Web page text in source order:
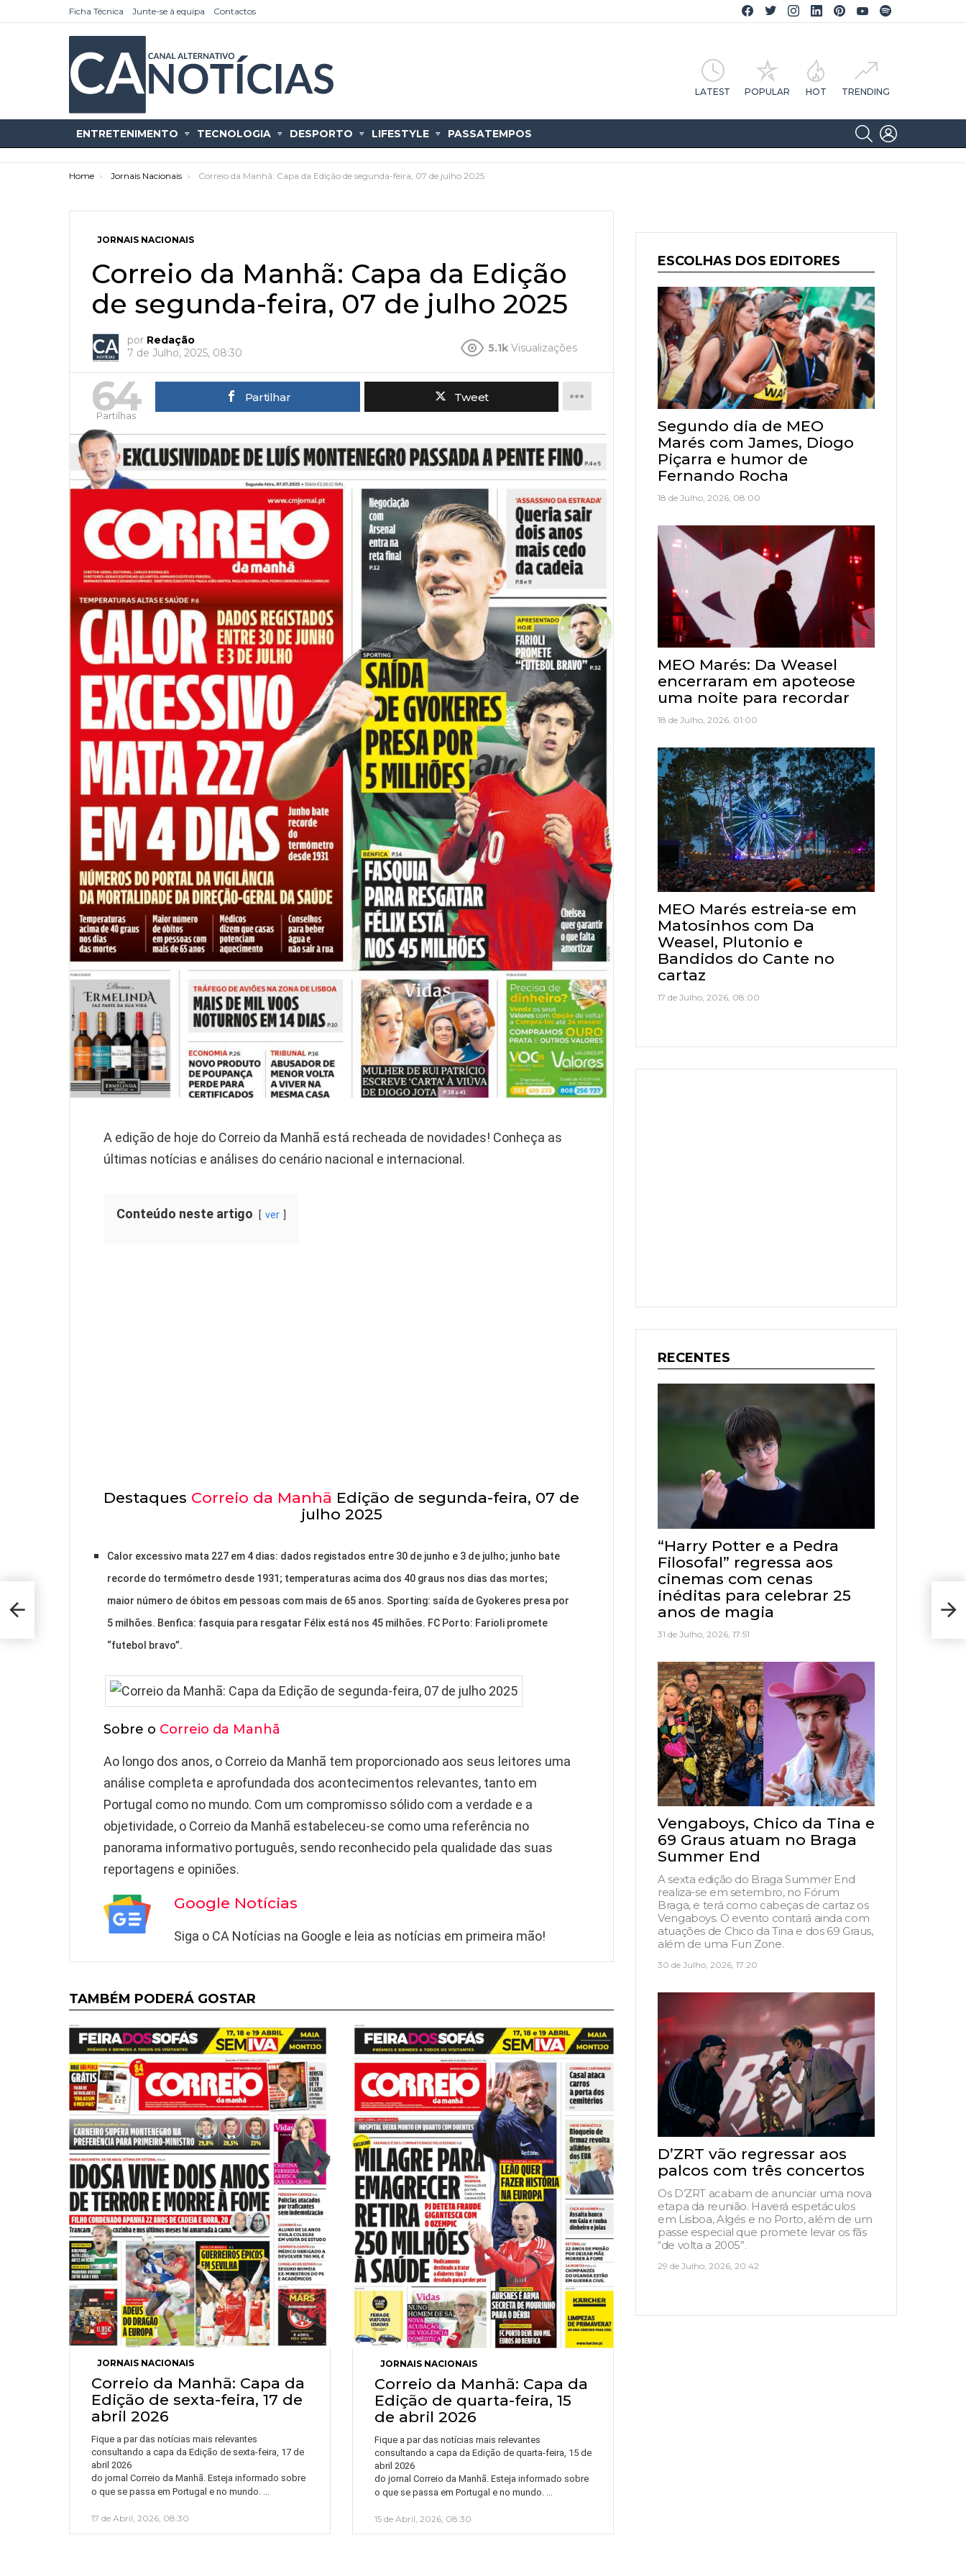
Ficha Técnica Junte-se à equipa Contactos
Facebook CA Notícias
Twitter CA Notícias
Instagram CA Notícias
Linkedin CA Notícias
Pinterest CA Notícias
YouTube CA Notícias
LATEST POPULAR HOT TRENDING
ENTRETENIMENTO TECNOLOGIA DESPORTO LIFESTYLE PASSATEMPOS
SEARCH
You are here:
Home Jornais Nacionais Correio da Manhã: Capa da Edição de segunda-feira, 07 de julho 2025
JORNAIS NACIONAIS
Correio da Manhã: Capa da Edição
de segunda-feira, 07 de julho 2025
por Redação
7 de Julho, 2025, 08:30
5.1k Visualizações
64
Partilhas
Partilhar Tweet
A edição de hoje do Correio da Manhã está recheada de novidades! Conheça as
últimas notícias e análises do cenário nacional e internacional.
Conteúdo neste artigo ver
Destaques Correio da Manhã Edição de segunda-feira, 07 de
julho 2025
Calor excessivo mata 227 em 4 dias: dados registados entre 30 de junho e 3 de julho; junho bate
recorde do termómetro desde 1931; temperaturas acima dos 40 graus nos dias das mortes;
maior número de óbitos em pessoas com mais de 65 anos. Sporting: saída de Gyokeres presa por
5 milhões. Benfica: fasquia para resgatar Félix está nos 45 milhões. FC Porto: Farioli promete
“futebol bravo”.
Sobre o Correio da Manhã
Ao longo dos anos, o Correio da Manhã tem proporcionado aos seus leitores uma
análise completa e aprofundada dos acontecimentos relevantes, tanto em
Portugal como no mundo. Com um compromisso sólido com a verdade e a
objetividade, o Correio da Manhã estabeleceu-se como uma referência no
panorama informativo português, sendo reconhecido pela qualidade das suas
reportagens e opiniões.
Google Notícias
Siga o CA Notícias na Google e leia as notícias em primeira mão!
TAMBÉM PODERÁ GOSTAR
JORNAIS NACIONAIS
Correio da Manhã: Capa da
Edição de sexta-feira, 17 de
abril 2026
Fique a par das notícias mais relevantes
consultando a capa da Edição de sexta-feira, 17 de
abril 2026
do jornal Correio da Manhã. Esteja informado sobre
o que se passa em Portugal e no mundo.
17 de Abril, 2026, 08:30
JORNAIS NACIONAIS
Correio da Manhã: Capa da
Edição de quarta-feira, 15
de abril 2026
Fique a par das notícias mais relevantes
consultando a capa da Edição de quarta-feira, 15 de
abril 2026
do jornal Correio da Manhã. Esteja informado sobre
o que se passa em Portugal e no mundo. …
15 de Abril, 2026, 08:30
O
ESCOLHAS DOS EDITORES
Segundo dia de MEO
Marés com James, Diogo
Piçarra e humor de
Fernando Rocha
18 de Julho, 2026, 08:00
MEO Marés: Da Weasel
encerraram em apoteose
uma noite para recordar
18 de Julho, 2026, 01:00
MEO Marés estreia-se em
Matosinhos com Da
Weasel, Plutonio e
Bandidos do Cante no
cartaz
17 de Julho, 2026, 08:00
RECENTES
“Harry Potter e a Pedra
Filosofal” regressa aos
cinemas com cenas
inéditas para celebrar 25
anos de magia
31 de Julho, 2026, 17:51
Vengaboys, Chico da Tina e
69 Graus atuam no Braga
Summer End
A sexta edição do Braga Summer End
realiza-se em setembro, no Fórum
Braga, e terá como cabeças de cartaz os
Vengaboys. O evento contará ainda com
atuações de Chico da Tina e dos 69 Graus,
além de uma Fun Zone.
30 de Julho, 2026, 17:20
D’ZRT vão regressar aos
palcos com três concertos
Os D’ZRT acabam de anunciar uma nova
etapa da reunião. Haverá espetáculos
em Lisboa, Algés e no Porto, além de um
passe especial que promete levar os fãs
“de volta a 2005”.
29 de Julho, 2026, 20:42